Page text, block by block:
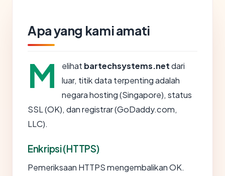
Apa yang kami amati
M elihat bartechsystems.netdari
luar, titik data terpenting adalah
negara hosting (Singapore), status
SSL (OK), dan registrar (GoDaddy.com,
LLC).
Enkripsi (HTTPS)
Pemeriksaan HTTPS mengembalikan OK.